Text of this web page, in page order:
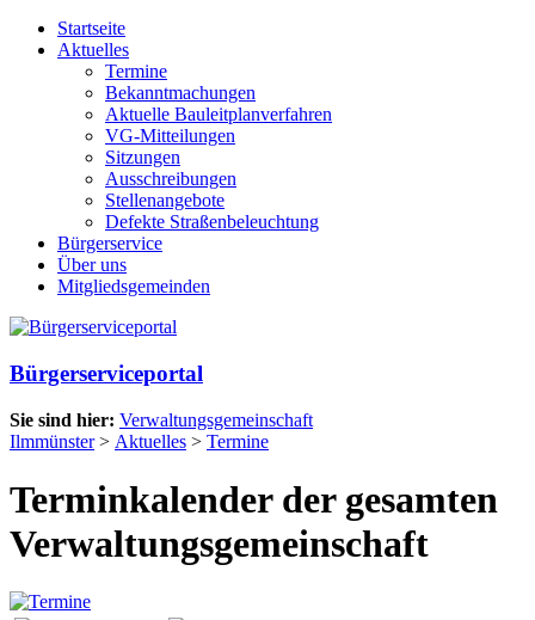
Startseite
Aktuelles
Termine
Bekanntmachungen
Aktuelle Bauleitplanverfahren
VG-Mitteilungen
Sitzungen
Ausschreibungen
Stellenangebote
Defekte Straßenbeleuchtung
Bürgerservice
Über uns
Mitgliedsgemeinden
Bürgerserviceportal
Sie sind hier: Verwaltungsgemeinschaft
Ilmmünster> Aktuelles > Termine
Terminkalender der gesamten
Verwaltungsgemeinschaft